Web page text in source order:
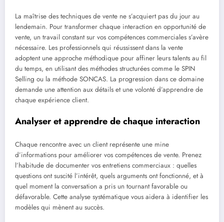
La maîtrise des techniques de vente ne s’acquiert pas du jour au
lendemain. Pour transformer chaque interaction en opportunité de
vente, un travail constant sur vos compétences commerciales s’avère
nécessaire. Les professionnels qui réussissent dans la vente
adoptent une approche méthodique pour affiner leurs talents au fil
du temps, en utilisant des méthodes structurées comme le SPIN
Selling ou la méthode SONCAS. La progression dans ce domaine
demande une attention aux détails et une volonté d’apprendre de
chaque expérience client.
Analyser et apprendre de chaque interaction
Chaque rencontre avec un client représente une mine
d’informations pour améliorer vos compétences de vente. Prenez
l’habitude de documenter vos entretiens commerciaux : quelles
questions ont suscité l’intérêt, quels arguments ont fonctionné, et à
quel moment la conversation a pris un tournant favorable ou
défavorable. Cette analyse systématique vous aidera à identifier les
modèles qui mènent au succès.